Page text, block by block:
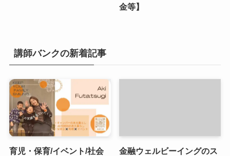
金等】
講師バンクの新着記事
育児・保育/イベント/社会
金融ウェルビーイングのス